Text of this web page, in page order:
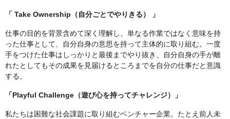
「 Take Ownership（自分ごとでやりきる） 」
仕事の目的を背景含めて深く理解し、単なる作業ではなく意味を持
った仕事として、自分自身の意思を持って主体的に取り組む。一度
手をつけた仕事はしっかりと最後までやり抜き、自分自身の手が離
れたとしてもその成果を見届けるところまでを自分の仕事だと意識
する。
「Playful Challenge（遊び心を持ってチャレンジ）」
私たちは困難な社会課題に取り組むベンチャー企業。たとえ前人未